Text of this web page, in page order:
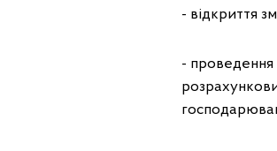
- відкриття
- проведення